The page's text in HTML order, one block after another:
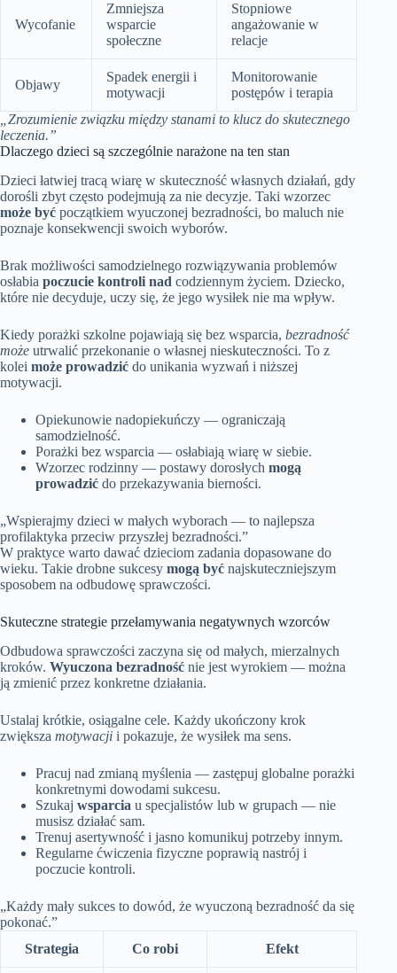
Wycofanie
Zmniejsza
wsparcie
społeczne
Stopniowe
angażowanie w
relacje
Objawy
Spadek energii i
motywacji
Monitorowanie
postępów i terapia
„Zrozumienie związku między stanami to klucz do skutecznego
leczenia.”
Dlaczego dzieci są szczególnie narażone na ten stan
Dzieci łatwiej tracą wiarę w skuteczność własnych działań, gdy
dorośli zbyt często podejmują za nie decyzje. Taki wzorzec
może być początkiem wyuczonej bezradności, bo maluch nie
poznaje konsekwencji swoich wyborów.
Brak możliwości samodzielnego rozwiązywania problemów
osłabia poczucie kontroli nad codziennym życiem. Dziecko,
które nie decyduje, uczy się, że jego wysiłek nie ma wpływ.
Kiedy porażki szkolne pojawiają się bez wsparcia, bezradność
może utrwalić przekonanie o własnej nieskuteczności. To z
kolei może prowadzić do unikania wyzwań i niższej
motywacji.
Opiekunowie nadopiekuńczy — ograniczają
samodzielność.
Porażki bez wsparcia — osłabiają wiarę w siebie.
Wzorzec rodzinny — postawy dorosłych mogą
prowadzić do przekazywania bierności.
„Wspierajmy dzieci w małych wyborach — to najlepsza
profilaktyka przeciw przyszłej bezradności.”
W praktyce warto dawać dzieciom zadania dopasowane do
wieku. Takie drobne sukcesy mogą być najskuteczniejszym
sposobem na odbudowę sprawczości.
Skuteczne strategie przełamywania negatywnych wzorców
Odbudowa sprawczości zaczyna się od małych, mierzalnych
kroków. Wyuczona bezradność nie jest wyrokiem — można
ją zmienić przez konkretne działania.
Ustalaj krótkie, osiągalne cele. Każdy ukończony krok
zwiększa motywacji i pokazuje, że wysiłek ma sens.
Pracuj nad zmianą myślenia — zastępuj globalne porażki
konkretnymi dowodami sukcesu.
Szukaj wsparcia u specjalistów lub w grupach — nie
musisz działać sam.
Trenuj asertywność i jasno komunikuj potrzeby innym.
Regularne ćwiczenia fizyczne poprawią nastrój i
poczucie kontroli.
„Każdy mały sukces to dowód, że wyuczoną bezradność da się
pokonać.”
Strategia
Co robi Efekt